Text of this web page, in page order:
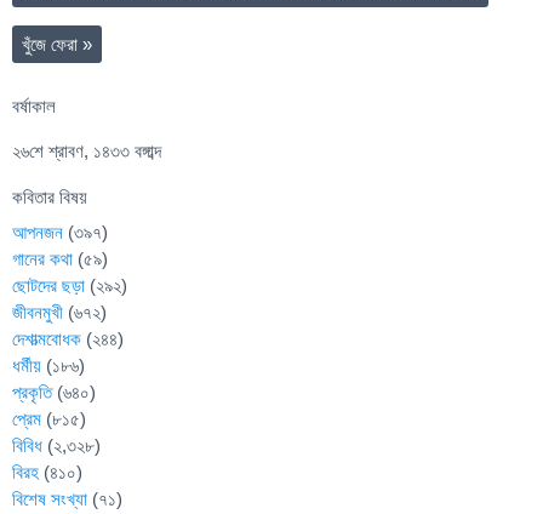
খুঁজে ফেরা »
বর্ষাকাল
২৬শে শ্রাবণ, ১৪৩৩ বঙ্গাব্দ
কবিতার বিষয়
আপনজন (৩৯৭)
গানের কথা (৫৯)
ছোটদের ছড়া (২৯২)
জীবনমুখী (৬৭২)
দেশাত্মবোধক (২৪৪)
ধর্মীয় (১৮৬)
প্রকৃতি(৬৪০)
প্রেম (৮১৫)
বিবিধ (২,৩২৮)
বিরহ (৪১০)
বিশেষ সংখ্যা (৭১)